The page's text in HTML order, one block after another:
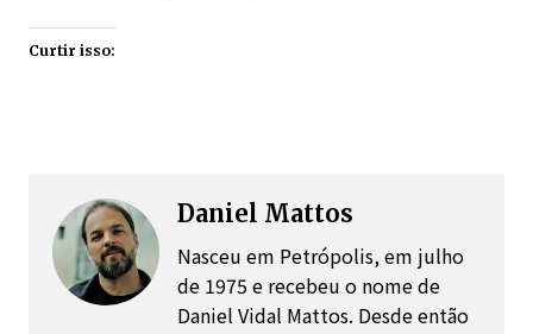
Curtir isso:
Daniel Mattos
Nasceu em Petrópolis, em julho
de 1975 e recebeu o nome de
Daniel Vidal Mattos. Desde então